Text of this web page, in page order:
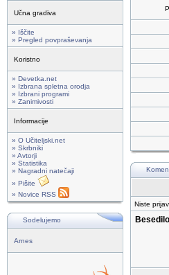
Učna gradiva
» Iščite
» Pregled povpraševanja
Koristno
» Devetka.net
» Izbrana spletna orodja
» Izbrani programi
» Zanimivosti
Informacije
» O Učiteljski.net
» Skrbniki
» Avtorji
» Statistika
» Nagradni natečaji
» Pišite
» Novice RSS
Sodelujemo
Arnes
Niste